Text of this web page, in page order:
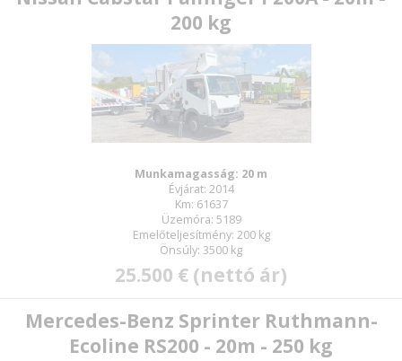
200 kg
Munkamagasság: 20 m
Évjárat: 2014
Km: 61637
Üzemóra: 5189
Emelőteljesítmény: 200 kg
Önsúly: 3500 kg
25.500 € (nettó ár)
Mercedes-Benz Sprinter Ruthmann-
Ecoline RS200 - 20m - 250 kg